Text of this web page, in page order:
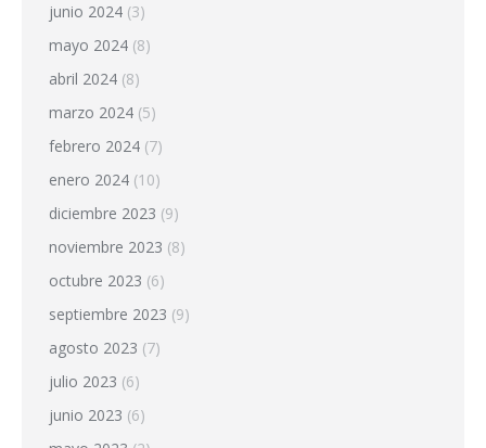
junio 2024 (3)
mayo 2024 (8)
abril 2024 (8)
marzo 2024 (5)
febrero 2024 (7)
enero 2024 (10)
diciembre 2023 (9)
noviembre 2023 (8)
octubre 2023 (6)
septiembre 2023 (9)
agosto 2023 (7)
julio 2023 (6)
junio 2023 (6)